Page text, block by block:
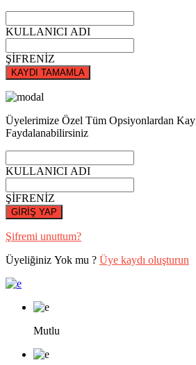
KULLANICI ADI
ŞİFRENİZ
KAYDI TAMAMLA
Üyelerimize Özel Tüm Opsiyonlardan
Faydalanabilirsiniz
KULLANICI ADI
ŞİFRENİZ
GİRİŞ YAP
Şifremi unuttum?
Üyeliğiniz Yok mu ? Üye kaydı oluşturun
Mutlu